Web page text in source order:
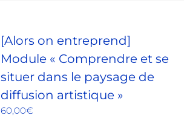
[Alors on entreprend]
Module « Comprendre et se
situer dans le paysage de
diffusion artistique »
60,00€